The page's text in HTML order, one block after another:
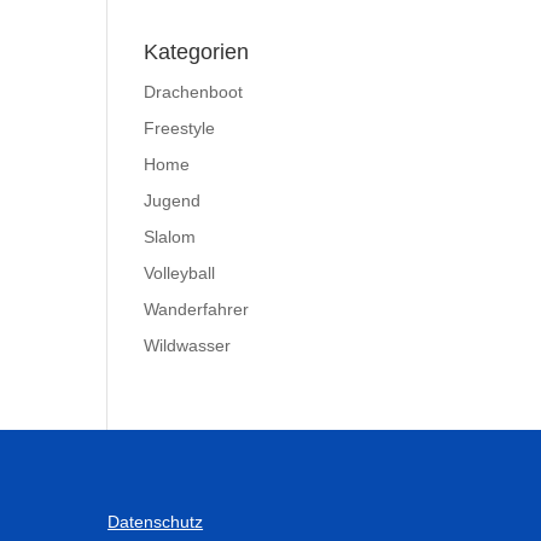
Kategorien
Drachenboot
Freestyle
Home
Jugend
Slalom
Volleyball
Wanderfahrer
Wildwasser
Datenschutz